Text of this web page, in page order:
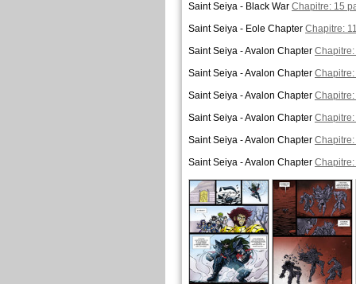
Saint Seiya - Black War Chapitre: 15
Saint Seiya - Eole Chapter Chapitre:
Saint Seiya - Avalon Chapter
Saint Seiya - Avalon Chapter
Saint Seiya - Avalon Chapter
Saint Seiya - Avalon Chapter
Saint Seiya - Avalon Chapter
Saint Seiya - Avalon Chapter